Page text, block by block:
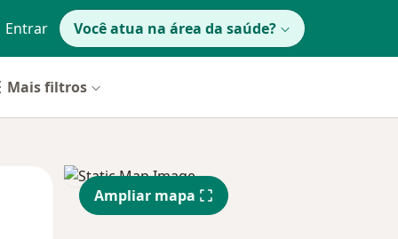
Entrar Você atua na área da saúde?
Mais filtros
Segunda-feira Ter,
11 Ago
Qua
12 Ago
Ampliar mapa